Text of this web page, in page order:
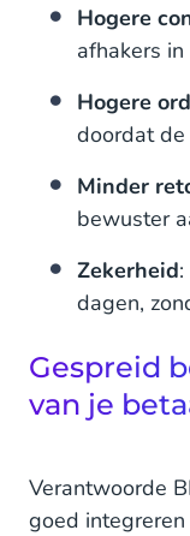
Hogere
afhakers
Hogere
doordat de
Minder
bewuster
Zekerheid
dagen,
Gespreid
van je
Verantwoorde
goed